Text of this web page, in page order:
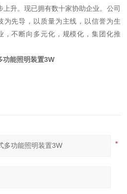
升。现已拥有数十家协助企业。公司
为先导，以质量为主线，以信誉为生
，不断向多元化，规模化，集团化推
功能照明装置3W